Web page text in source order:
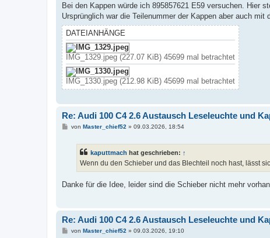
Bei den Kappen würde ich 895857621 E59 versuchen. Hier
Ursprünglich war die Teilenummer der Kappen aber auch mit
DATEIANHÄNGE
IMG_1329.jpeg (227.07 KiB) 45699 mal betrachtet
IMG_1330.jpeg (212.98 KiB) 45699 mal betrachtet
Re: Audi 100 C4 2.6 Austausch Leseleuchte und
Bvon Master_chief52 » 09.03.2026, 18:54
kaputtmach hat geschrieben: ↑
Wenn du den Schieber und das Blechteil noch hast, lässt
Danke für die Idee, leider sind die Schieber nicht mehr
Re: Audi 100 C4 2.6 Austausch Leseleuchte und
Bvon Master_chief52 » 09.03.2026, 19:10